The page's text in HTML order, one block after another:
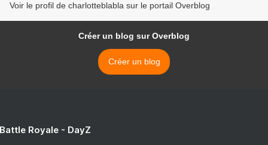
Voir le profil de charlotteblabla sur le portail Overblog
Créer un blog sur Overblog
Créer un blog
Royale - DayZ